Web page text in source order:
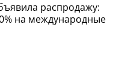
распродажу:
на международные